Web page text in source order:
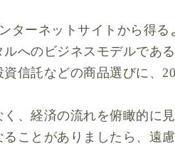
ターネットサイトから得る
へのビジネスモデルである
信託などの商品選びに、
、経済の流れを俯瞰的に見
ことがありましたら、遠